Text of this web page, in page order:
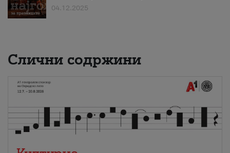
04.12.2025
Слични содржини